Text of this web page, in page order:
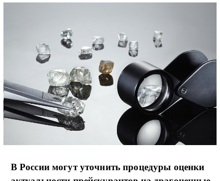
В России могут уточнить процедуры оценки